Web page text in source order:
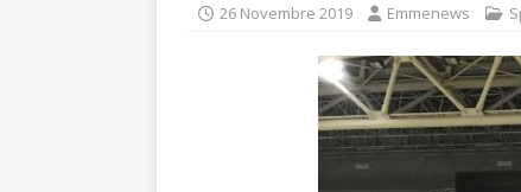
26 Novembre 2019 Emmenews